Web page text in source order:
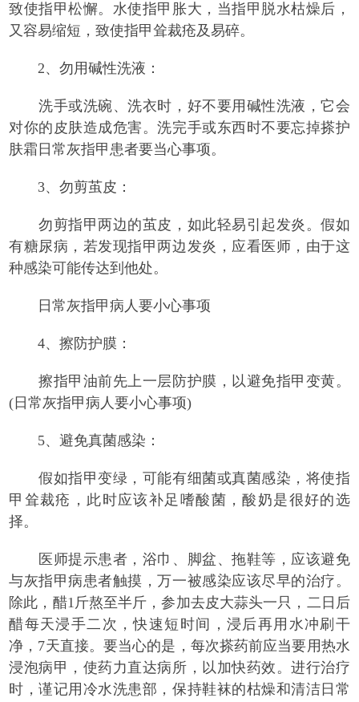
致使指甲松懈。水使指甲胀大，当指甲脱水枯燥后，
又容易缩短，致使指甲耸裁疮及易碎。
2、勿用碱性洗液：
洗手或洗碗、洗衣时，好不要用碱性洗液，它会
对你的皮肤造成危害。洗完手或东西时不要忘掉搽护
肤霜日常灰指甲患者要当心事项。
3、勿剪茧皮：
勿剪指甲两边的茧皮，如此轻易引起发炎。假如
有糖尿病，若发现指甲两边发炎，应看医师，由于这
种感染可能传达到他处。
日常灰指甲病人要小心事项
4、擦防护膜：
擦指甲油前先上一层防护膜，以避免指甲变黄。
(日常灰指甲病人要小心事项)
5、避免真菌感染：
假如指甲变绿，可能有细菌或真菌感染，将使指
甲耸裁疮，此时应该补足嗜酸菌，酸奶是很好的选
择。
医师提示患者，浴巾、脚盆、拖鞋等，应该避免
与灰指甲病患者触摸，万一被感染应该尽早的治疗。
除此，醋1斤熬至半斤，参加去皮大蒜头一只，二日后
醋每天浸手二次，快速短时间，浸后再用水冲刷干
净，7天直接。要当心的是，每次搽药前应当要用热水
浸泡病甲，使药力直达病所，以加快药效。进行治疗
时，谨记用冷水洗患部，保持鞋袜的枯燥和清洁日常